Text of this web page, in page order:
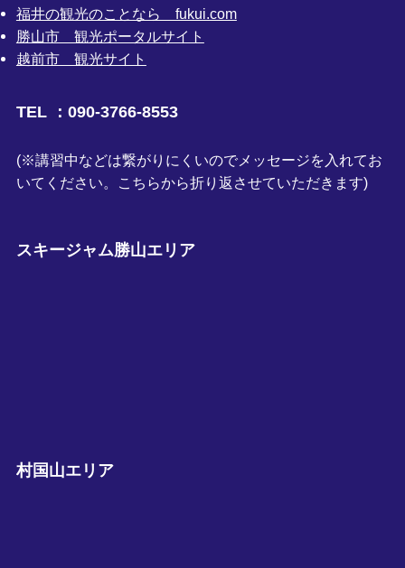
福井の観光のことなら fukui.com
勝山市 観光ポータルサイト
越前市 観光サイト
TEL ：090-3766-8553
(※講習中などは繋がりにくいのでメッセージを入れてお
いてください。こちらから折り返させていただきます)
スキージャム勝山エリア
村国山エリア